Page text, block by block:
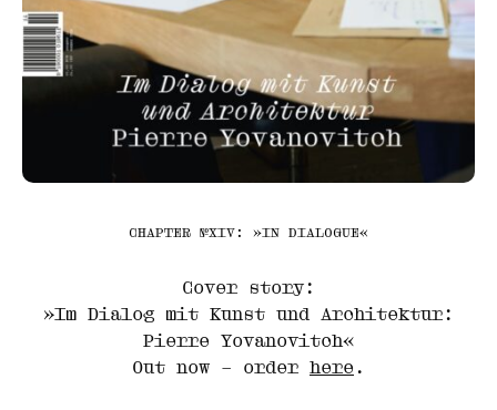
CHAPTER №XIV: »IN DIALOGUE«
Cover story:
»Im Dialog mit Kunst und Architektur:
Pierre Yovanovitch«
Out now – order here .